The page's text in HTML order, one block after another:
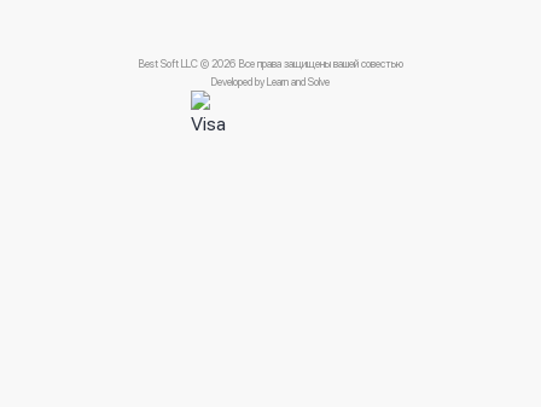
Best Soft LLC © 2026 Все права защищены вашей совестью
Developed byLearn and Solve